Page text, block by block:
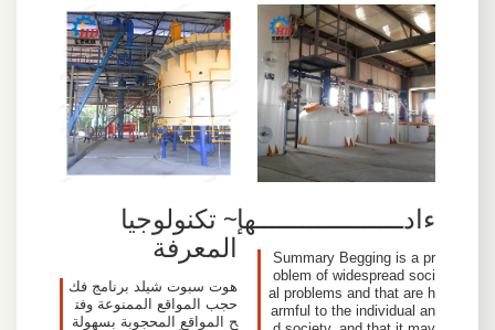
ءادـــــــــــــــــــهإ
Summary Begging is a pr
oblem of widespread soci
al problems and that are h
armful to the individual an
~ تكنولوجيا
المعرفة
هوت سبوت شيلد برنامج فك
حجب المواقع الممنوعة وفت
ح المواقع المحجوبة بسهولة